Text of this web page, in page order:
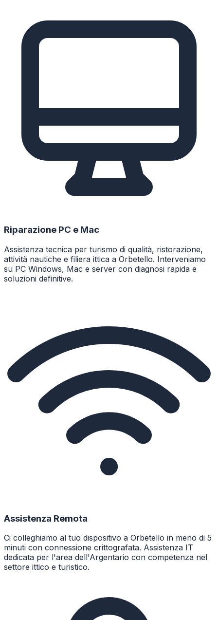
Riparazione PC e Mac
Assistenza tecnica per turismo di qualità, ristorazione,
attività nautiche e filiera ittica a Orbetello. Interveniamo
su PC Windows, Mac e server con diagnosi rapida e
soluzioni definitive.
Assistenza Remota
Ci colleghiamo al tuo dispositivo a Orbetello in meno di 5
minuti con connessione crittografata. Assistenza IT
dedicata per l'area dell'Argentario con competenza nel
settore ittico e turistico.